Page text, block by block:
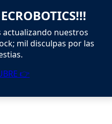
nuestros
mil disculpas por las
👉